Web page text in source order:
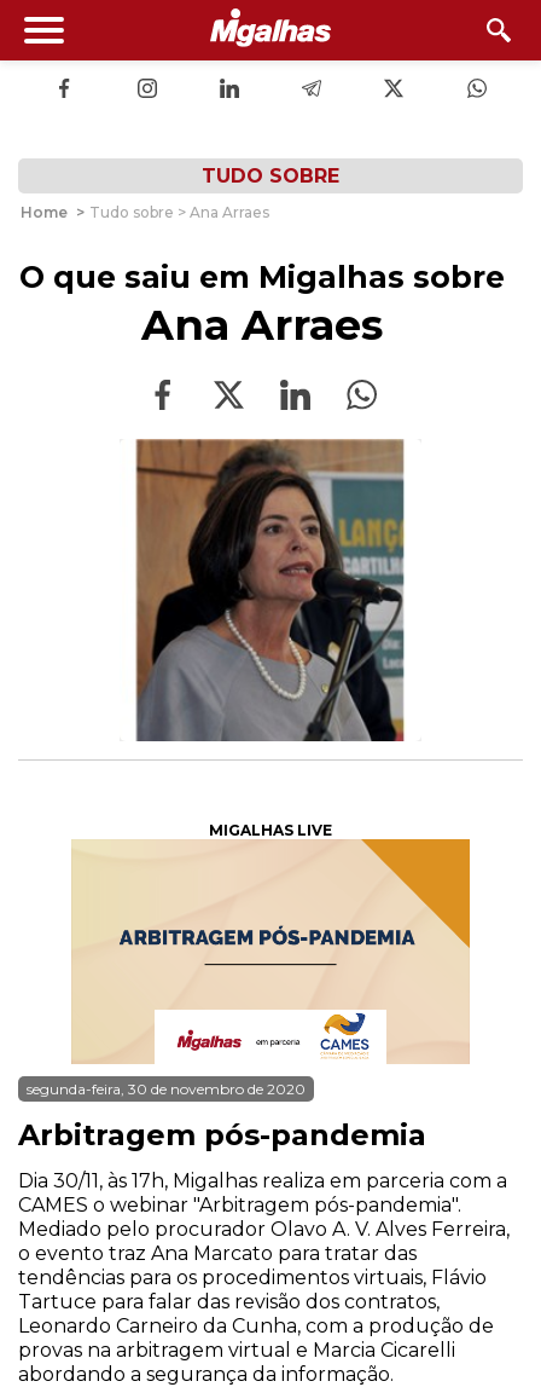
TUDO SOBRE
Home > Tudo sobre > Ana Arraes
O que saiu em Migalhas sobre
Ana Arraes
MIGALHAS LIVE
segunda-feira, 30 de novembro de 2020
Arbitragem pós-pandemia
Dia 30/11, às 17h, Migalhas realiza em parceria com a
CAMES o webinar "Arbitragem pós-pandemia".
Mediado pelo procurador Olavo A. V. Alves Ferreira,
o evento traz Ana Marcato para tratar das
tendências para os procedimentos virtuais, Flávio
Tartuce para falar das revisão dos contratos,
Leonardo Carneiro da Cunha, com a produção de
provas na arbitragem virtual e Marcia Cicarelli
abordando a segurança da informação.